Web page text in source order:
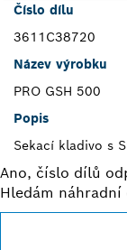
Číslo dílu
3611C38720
Název výrobku
PRO GSH 500
Popis
Sekací kladivo s
Ano, číslo dílů
Hledám